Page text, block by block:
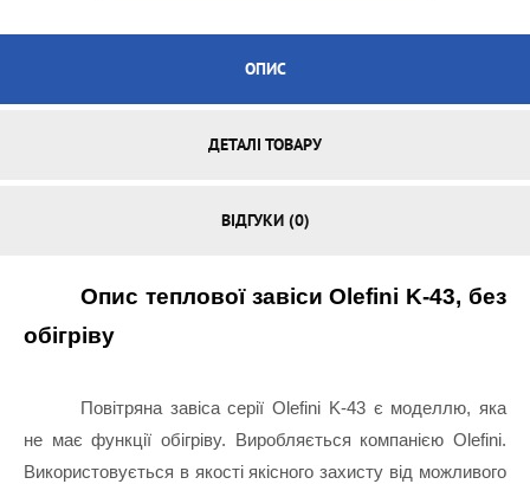
ОПИС
ДЕТАЛІ ТОВАРУ
ВІДГУКИ (0)
Опис теплової завіси Olefini K-43, без
обігріву
Повітряна завіса серії Olefini K-43 є моделлю, яка
не має функції обігріву. Виробляється компанією Olefini.
Використовується в якості якісного захисту від можливого